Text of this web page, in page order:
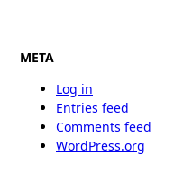
META
Log in
Entries feed
Comments feed
WordPress.org